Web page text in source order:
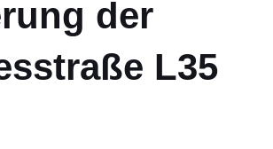
der
L35